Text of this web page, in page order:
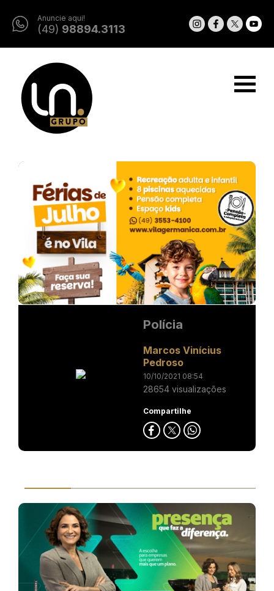
Anuncie aqui!
(49) 98894.3113
Polícia
Marcos Vinícius
Pedroso
10/10/2021 08:54
28654 visualizações
Compartilhe